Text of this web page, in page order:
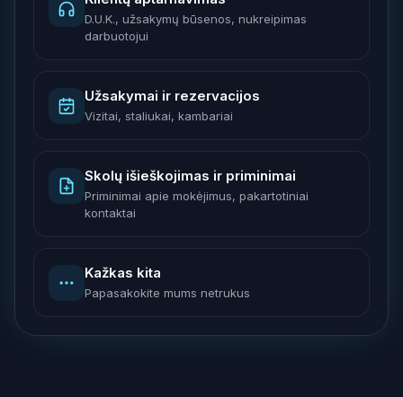
D.U.K., užsakymų būsenos, nukreipimas
darbuotojui
Užsakymai ir rezervacijos
Vizitai, staliukai, kambariai
Skolų išieškojimas ir priminimai
Priminimai apie mokėjimus, pakartotiniai
kontaktai
Kažkas kita
Papasakokite mums netrukus